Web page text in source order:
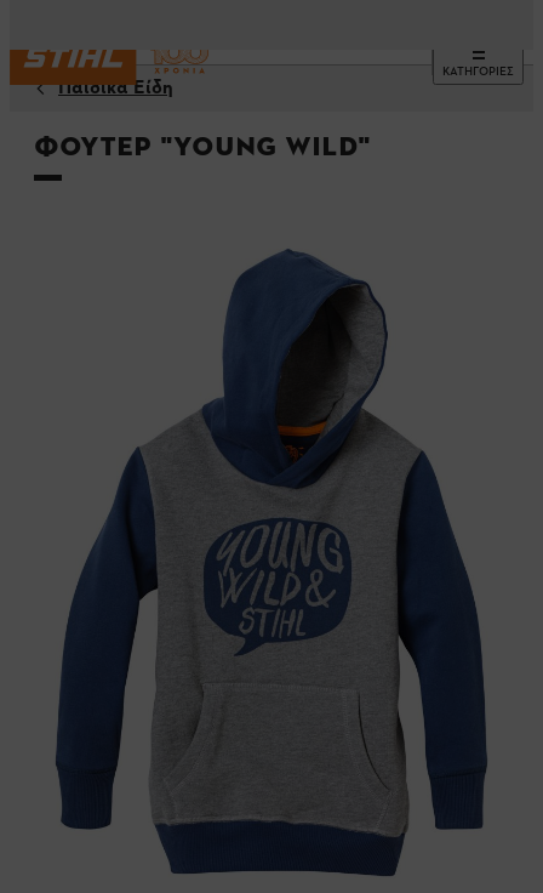
ΚΑΤΗΓΟΡΙΕΣ
Παιδικά Είδη
Φούτερ "YOUNG WILD"